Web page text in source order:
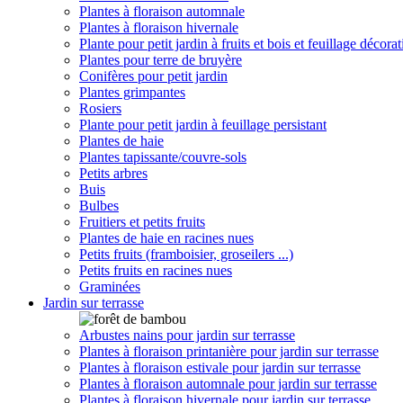
Plantes à floraison automnale
Plantes à floraison hivernale
Plante pour petit jardin à fruits et bois et feuillage
Plantes pour terre de bruyère
Conifères pour petit jardin
Plantes grimpantes
Rosiers
Plante pour petit jardin à feuillage persistant
Plantes de haie
Plantes tapissante/couvre-sols
Petits arbres
Buis
Bulbes
Fruitiers et petits fruits
Plantes de haie en racines nues
Petits fruits (framboisier, groseilers ...)
Petits fruits en racines nues
Graminées
Jardin sur terrasse
Arbustes nains pour jardin sur terrasse
Plantes à floraison printanière pour jardin sur terrasse
Plantes à floraison estivale pour jardin sur terrasse
Plantes à floraison automnale pour jardin sur terrasse
Plantes à floraison hivernale pour jardin sur terrasse